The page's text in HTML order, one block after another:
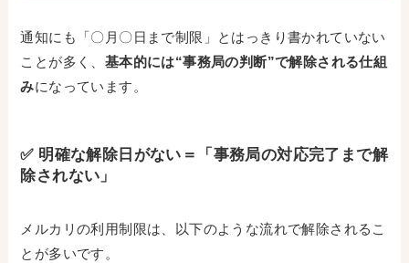
通知にも「〇月〇日まで制限」とはっきり書かれていない
ことが多く、 基本的には“事務局の判断”で解除される仕組
みになっています。
✅ 明確な解除日がない＝「事務局の対応完了まで解
除されない」
メルカリの利用制限は、以下のような流れで解除されるこ
とが多いです。